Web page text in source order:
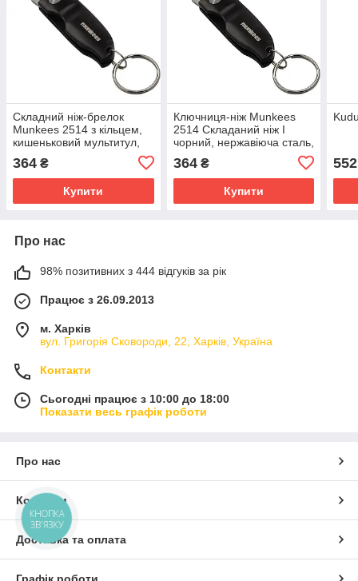
Складний ніж-брелок
Munkees 2514 з кільцем,
кишеньковий мультитул,
364 ₴
Купити
Ключниця-ніж Munkees
2514 Складаний ніж I
чорний, нержавіюча сталь,
364₴
Купити
552
Про нас
98% позитивних з 444 відгуків за рік
Працює з 26.09.2013
м. Харків
вул. Григорія Сковороди, 22, Харків, Україна
Контакти
Сьогодні працює з 10:00 до 18:00
Показати весь графік роботи
Про нас
Контакти
Доставка та оплата
КНОПКА
ЗВ'ЯЗКУ